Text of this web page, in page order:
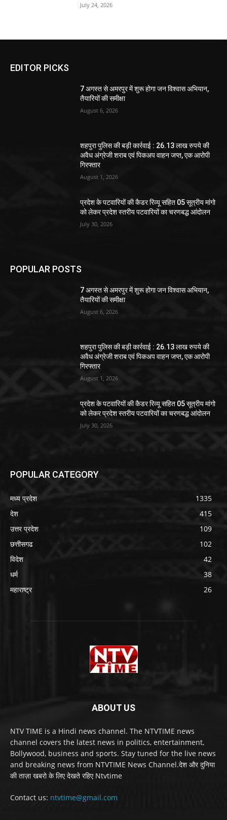
July 24, 2026
EDITOR PICKS
7 अगस्त से अमरपुर में शुरू होगा जन विश्वास अभियान,
तैयारियों की समीक्षा
August 6, 2026
शहपुरा पुलिस की बड़ी कार्रवाई : 26.13 लाख रुपये की
अवैध अंग्रेजी शराब एवं पिकअप वाहन जप्त, एक आरोपी
गिरफ्तार
August 1, 2026
प्रदेश के पटवारियों की कैडर रिव्यू सहित 05 सूत्रीय मांगो
को लेकर प्रदेश स्तरीय पटवारियों का चरणबद्ध आंदोलन
July 30, 2026
POPULAR POSTS
7 अगस्त से अमरपुर में शुरू होगा जन विश्वास अभियान,
तैयारियों की समीक्षा
August 6, 2026
शहपुरा पुलिस की बड़ी कार्रवाई : 26.13 लाख रुपये की
अवैध अंग्रेजी शराब एवं पिकअप वाहन जप्त, एक आरोपी
गिरफ्तार
August 1, 2026
प्रदेश के पटवारियों की कैडर रिव्यू सहित 05 सूत्रीय मांगो
को लेकर प्रदेश स्तरीय पटवारियों का चरणबद्ध आंदोलन
July 30, 2026
POPULAR CATEGORY
मध्य प्रदेश
1335
देश
415
उत्तर प्रदेश
109
छत्तीसगढ
102
विदेश
42
धर्म
38
महाराष्ट्र
26
ABOUT US
NTV TIME is a Hindi news channel. The NTVTIME news
channel covers the latest news in politics, entertainment,
Bollywood, business and sports. Stay tuned for the live news
and breaking news from NTVTIME News Channel.देश और दुनिया
की ताज़ा खबरो के लिए देखते रहिए Ntvtime
Contact us: ntvtime@gmail.com